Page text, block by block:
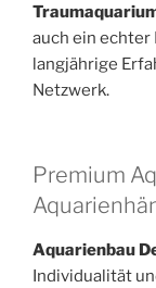
auch ein echter
langjährige
Netzwerk.
Premium
Aquarienbau
Individualität